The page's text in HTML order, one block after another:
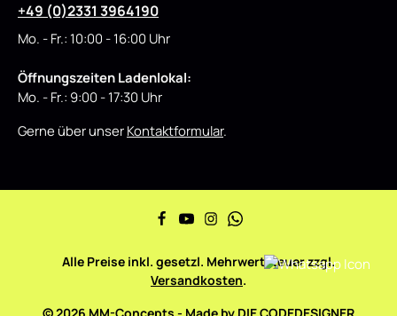
+49 (0)2331 3964190
Mo. - Fr.: 10:00 - 16:00 Uhr
Öffnungszeiten Ladenlokal:
Mo. - Fr.: 9:00 - 17:30 Uhr
Gerne über unser Kontaktformular.
© 2026 MM-Concepts - Made by DIE CODEDESIGNER
Alle Preise inkl. gesetzl. Mehrwertsteuer zzgl.
Versandkosten.